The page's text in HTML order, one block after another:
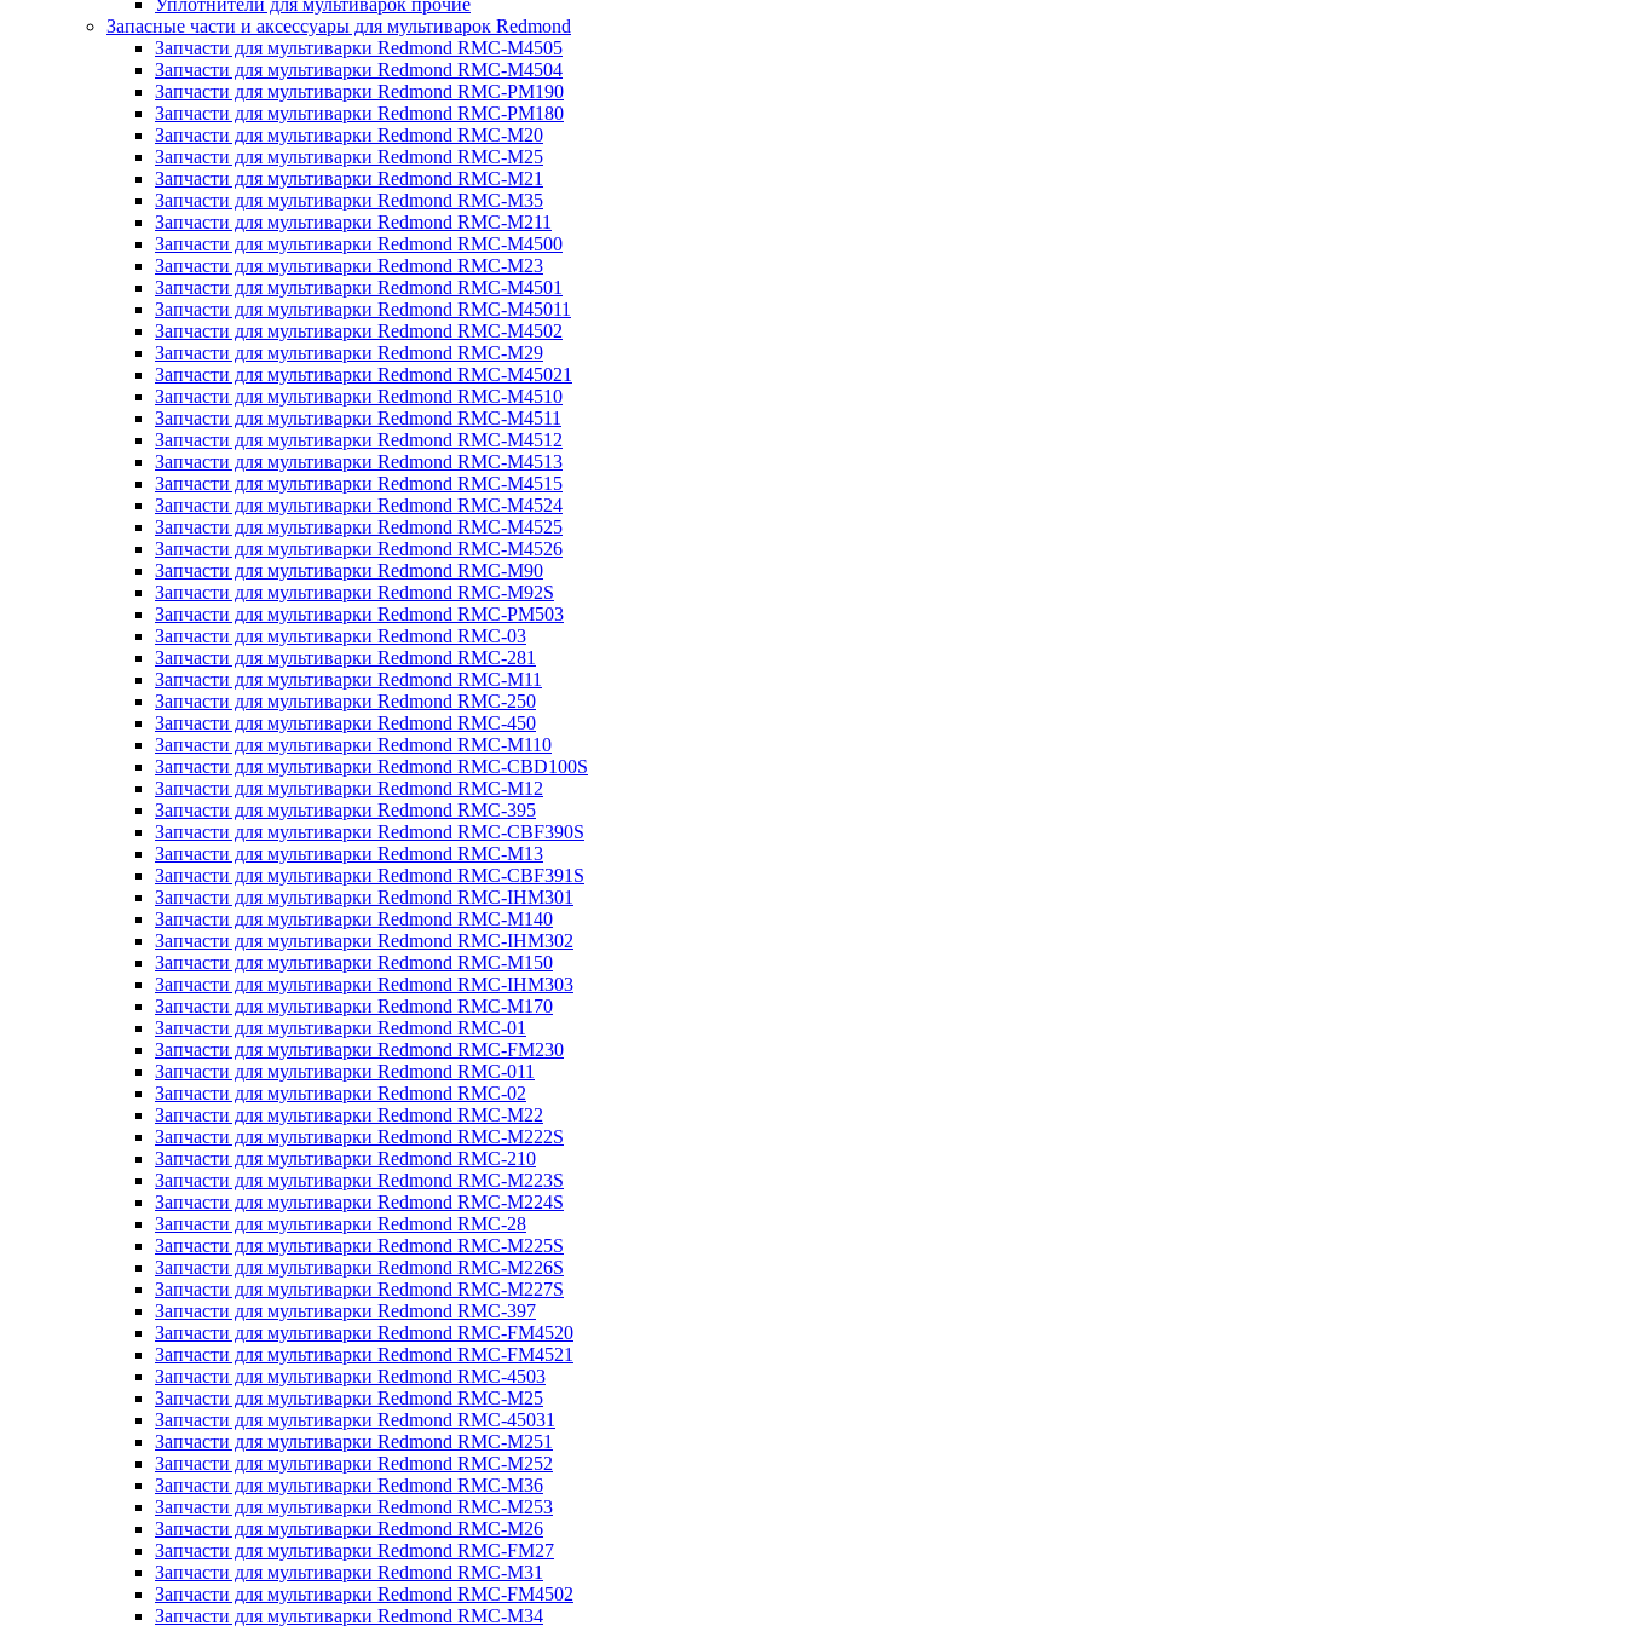
Уплотнители для мультиварок прочие
Запасные части и аксессуары для мультиварок Redmond
Запчасти для мультиварки Redmond RMC-M4505
Запчасти для мультиварки Redmond RMC-M4504
Запчасти для мультиварки Redmond RMC-PM190
Запчасти для мультиварки Redmond RMC-PM180
Запчасти для мультиварки Redmond RMC-M20
Запчасти для мультиварки Redmond RMC-M25
Запчасти для мультиварки Redmond RMC-M21
Запчасти для мультиварки Redmond RMC-M35
Запчасти для мультиварки Redmond RMC-M211
Запчасти для мультиварки Redmond RMC-M4500
Запчасти для мультиварки Redmond RMC-M23
Запчасти для мультиварки Redmond RMC-M4501
Запчасти для мультиварки Redmond RMC-M45011
Запчасти для мультиварки Redmond RMC-M4502
Запчасти для мультиварки Redmond RMC-M29
Запчасти для мультиварки Redmond RMC-M45021
Запчасти для мультиварки Redmond RMC-M4510
Запчасти для мультиварки Redmond RMC-M4511
Запчасти для мультиварки Redmond RMC-M4512
Запчасти для мультиварки Redmond RMC-M4513
Запчасти для мультиварки Redmond RMC-M4515
Запчасти для мультиварки Redmond RMC-M4524
Запчасти для мультиварки Redmond RMC-M4525
Запчасти для мультиварки Redmond RMC-M4526
Запчасти для мультиварки Redmond RMC-M90
Запчасти для мультиварки Redmond RMC-M92S
Запчасти для мультиварки Redmond RMC-PM503
Запчасти для мультиварки Redmond RMC-03
Запчасти для мультиварки Redmond RMC-281
Запчасти для мультиварки Redmond RMC-M11
Запчасти для мультиварки Redmond RMC-250
Запчасти для мультиварки Redmond RMC-450
Запчасти для мультиварки Redmond RMC-M110
Запчасти для мультиварки Redmond RMC-CBD100S
Запчасти для мультиварки Redmond RMC-M12
Запчасти для мультиварки Redmond RMC-395
Запчасти для мультиварки Redmond RMC-CBF390S
Запчасти для мультиварки Redmond RMC-M13
Запчасти для мультиварки Redmond RMC-CBF391S
Запчасти для мультиварки Redmond RMC-IHM301
Запчасти для мультиварки Redmond RMC-M140
Запчасти для мультиварки Redmond RMC-IHM302
Запчасти для мультиварки Redmond RMC-M150
Запчасти для мультиварки Redmond RMC-IHM303
Запчасти для мультиварки Redmond RMC-M170
Запчасти для мультиварки Redmond RMC-01
Запчасти для мультиварки Redmond RMC-FM230
Запчасти для мультиварки Redmond RMC-011
Запчасти для мультиварки Redmond RMC-02
Запчасти для мультиварки Redmond RMC-M22
Запчасти для мультиварки Redmond RMC-M222S
Запчасти для мультиварки Redmond RMC-210
Запчасти для мультиварки Redmond RMC-M223S
Запчасти для мультиварки Redmond RMC-M224S
Запчасти для мультиварки Redmond RMC-28
Запчасти для мультиварки Redmond RMC-M225S
Запчасти для мультиварки Redmond RMC-M226S
Запчасти для мультиварки Redmond RMC-M227S
Запчасти для мультиварки Redmond RMC-397
Запчасти для мультиварки Redmond RMC-FM4520
Запчасти для мультиварки Redmond RMC-FM4521
Запчасти для мультиварки Redmond RMC-4503
Запчасти для мультиварки Redmond RMC-M25
Запчасти для мультиварки Redmond RMC-45031
Запчасти для мультиварки Redmond RMC-M251
Запчасти для мультиварки Redmond RMC-M252
Запчасти для мультиварки Redmond RMC-M36
Запчасти для мультиварки Redmond RMC-M253
Запчасти для мультиварки Redmond RMC-M26
Запчасти для мультиварки Redmond RMC-FM27
Запчасти для мультиварки Redmond RMC-M31
Запчасти для мультиварки Redmond RMC-FM4502
Запчасти для мультиварки Redmond RMC-M34